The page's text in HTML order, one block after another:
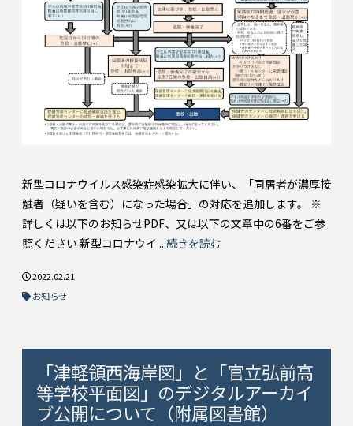
新型コロナウイルス感染症感染拡大に伴い、「同居者が濃厚接
触者（疑いを含む）になった場合」の対応を追加します。 ※
詳しくは以下のお知らせPDF、又は以下の文章中の6番をご参
照ください 新型コロナウイ ...続きを読む
2022.02.21
お知らせ
「津軽領西海岸図」と「官立弘前高
等学校平面図」のデジタルアーカイ
ブ公開について（附属図書館）